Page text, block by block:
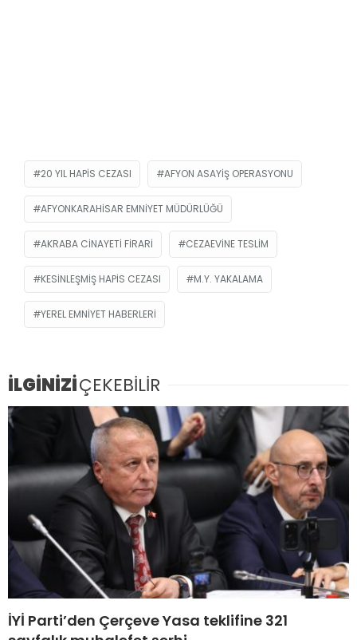
20 YIL HAPIS CEZASI AFYON ASAYIŞ OPERASYONU
AFYONKARAHISAR EMNIYET MÜDÜRLÜĞÜ
AKRABA CINAYETI FIRARI CEZAEVINE TESLIM
KESINLEŞMIŞ HAPIS CEZASI M.Y. YAKALAMA
YEREL EMNIYET HABERLERI
İLGİNİZİÇEKEBİLİR
İYİ Parti’den Çerçeve Yasa teklifine 321